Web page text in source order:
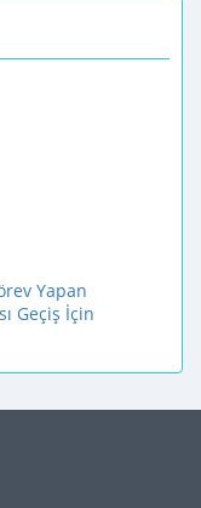
Yapan
Geçiş İçin